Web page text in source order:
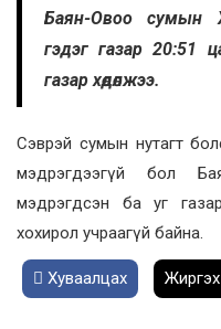
Баян-Овоо сумын
гэдэг газар 20:51
газар хөдөлжээ.
Сэврэй сумын нутагт
мэдрэгдээгүй бол
мэдрэгдсэн ба уг
хохирол учраагүй байна.
Хуваалцах Жиргэх